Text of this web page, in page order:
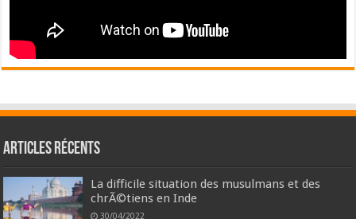
Articles récents
La difficile situation des musulmans et des
chrÃ©tiens en Inde
30/04/2022